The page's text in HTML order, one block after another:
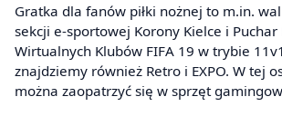
Gratka dla fanów piłki nożnej to m.in.
sekcji e-sportowej Korony Kielce i Puchar
Wirtualnych Klubów FIFA 19 w trybie
znajdziemy również Retro i EXPO. W tej
można zaopatrzyć się w sprzęt